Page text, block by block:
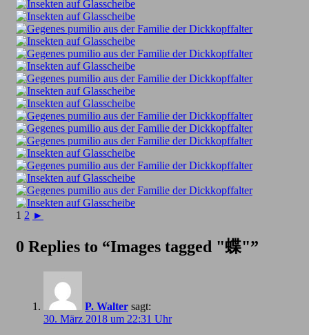
1 2 ►
0 Replies to “Images tagged "蝶"”
P. Walter sagt:
30. März 2018 um 22:31 Uhr